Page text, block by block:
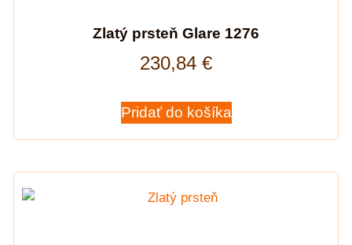
Zlatý prsteň Glare 1276
230,84 €
Pridať do košíka